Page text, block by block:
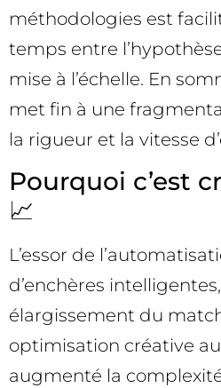
méthodologies est
temps entre
mise à l’échelle. En
met fin à une
la rigueur et la vitesse
Pourquoi c’est
📈
L’essor de
d’enchères
élargissement du
optimisation créative
augmenté la